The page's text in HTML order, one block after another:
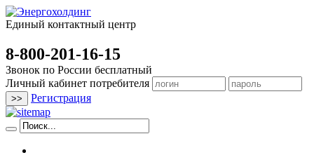
Единый контактный центр
8-800-201-16-15
Звонок по России бесплатный
Личный кабинет потребителя
Регистрация